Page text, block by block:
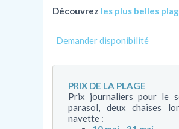
Découvrez les plus belles
PRIX DE LA PLAGE
Prix journaliers pour le
parasol, deux chaises
navette :